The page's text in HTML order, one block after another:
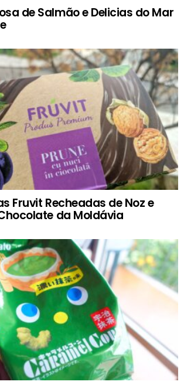
de Salmão e Delicias do Mar
Fruvit Recheadas de Noz e
da Moldávia